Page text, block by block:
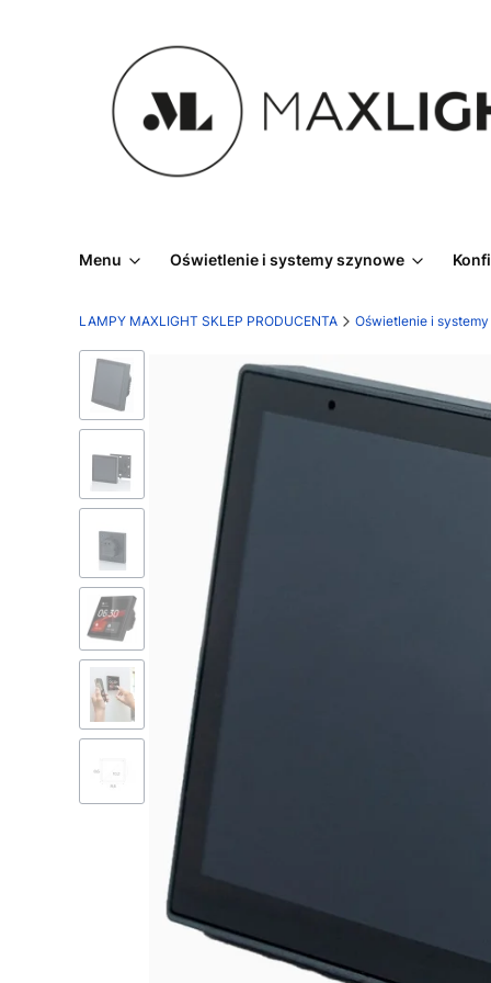
Menu Oświetlenie i systemy szynowe
LAMPY MAXLIGHT SKLEP PRODUCENTA Oświetlenie i